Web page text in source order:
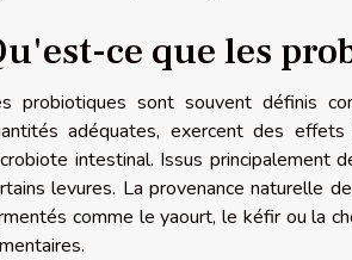
ce que les
probiotiques sont souvent définis
adéquates, exercent des
intestinal. Issus principalement
levures. La provenance naturelle
comme le yaourt, le kéfir ou la